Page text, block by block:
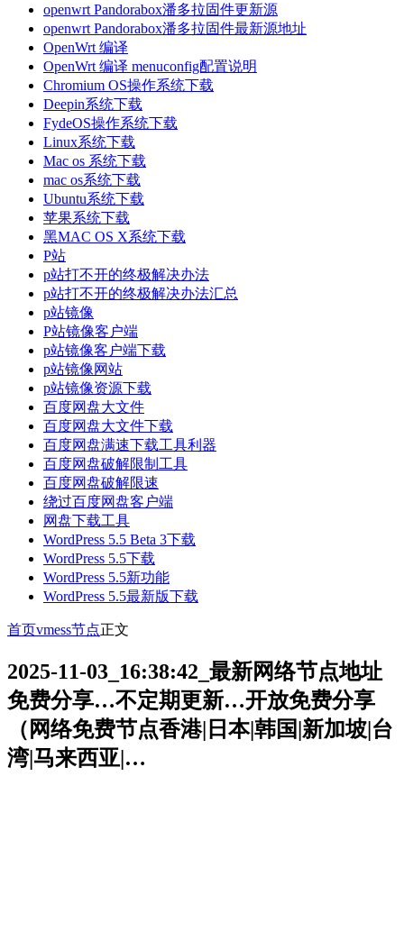
openwrt Pandorabox潘多拉固件更新源
openwrt Pandorabox潘多拉固件最新源地址
OpenWrt 编译
OpenWrt 编译 menuconfig配置说明
Chromium OS操作系统下载
Deepin系统下载
FydeOS操作系统下载
Linux系统下载
Mac os 系统下载
mac os系统下载
Ubuntu系统下载
苹果系统下载
黑MAC OS X系统下载
P站
p站打不开的终极解决办法
p站打不开的终极解决办法汇总
p站镜像
P站镜像客户端
p站镜像客户端下载
p站镜像网站
p站镜像资源下载
百度网盘大文件
百度网盘大文件下载
百度网盘满速下载工具利器
百度网盘破解限制工具
百度网盘破解限速
绕过百度网盘客户端
网盘下载工具
WordPress 5.5 Beta 3下载
WordPress 5.5下载
WordPress 5.5新功能
WordPress 5.5最新版下载
首页vmess节点正文
2025-11-03_16:38:42_最新网络节点地址
免费分享…不定期更新…开放免费分享
（网络免费节点香港|日本|韩国|新加坡|台
湾|马来西亚|…